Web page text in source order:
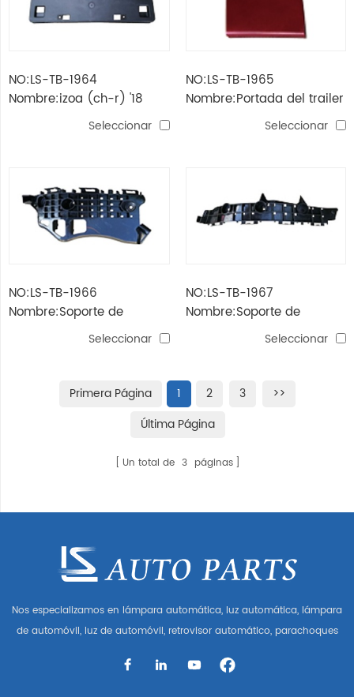
NO:LS-TB-1964
Nombre:izoa (ch-r) '18
placa de licenciaSeleccionar
NO:LS-TB-1965
Nombre:Portada del trailer
de izoa (ch-r) '18.Seleccionar
NO:LS-TB-1966
Nombre:Soporte de
parachoques delantero
Seleccionar
NO:LS-TB-1967
Nombre:Soporte de
parachoques trasero izoa
Seleccionar
Primera Página 1 2 3
>>
Última Página
Un total de 3 páginas
Nos especializamos en lámpara automática, luz automática, lámpara
de automóvil, luz de automóvil, retrovisor automático, parachoques
automático, parte del cuerpo automática, etc. y accesorios de